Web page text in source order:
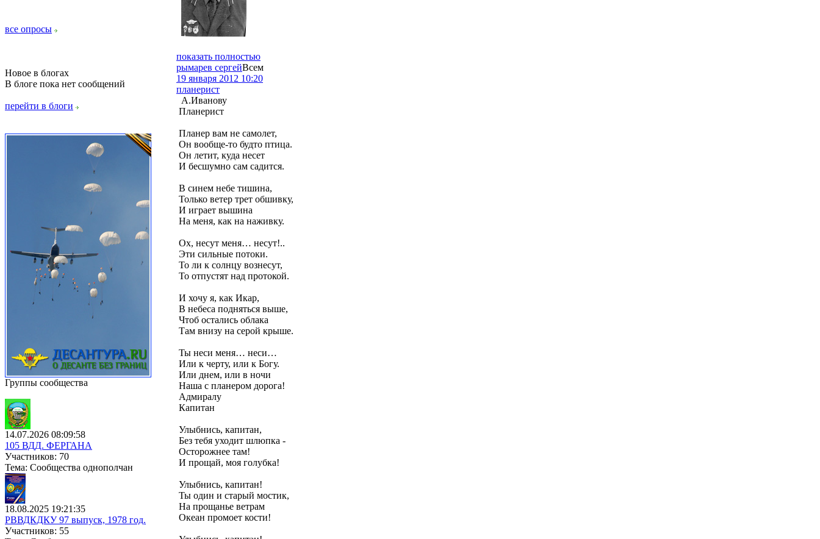
все опросы
Новое в блогах
В блоге пока нет сообщений
перейти в блоги
Группы сообщества
14.07.2026 08:09:58
105 ВДД. ФЕРГАНА
Участников: 70
Тема: Сообщества однополчан
18.08.2025 19:21:35
РВВДКДКУ 97 выпуск, 1978 год.
Участников: 55
показать полностью
рымарев сергейВсем
19 января 2012 10:20
планерист
А.Иванову
Планерист
Планер вам не самолет,
Он вообще-то будто птица.
Он летит, куда несет
И бесшумно сам садится.
В синем небе тишина,
Только ветер трет обшивку,
И играет вышина
На меня, как на наживку.
Ох, несут меня… несут!..
Эти сильные потоки.
То ли к солнцу вознесут,
То отпустят над протокой.
И хочу я, как Икар,
В небеса подняться выше,
Чтоб остались облака
Там внизу на серой крыше.
Ты неси меня… неси…
Или к черту, или к Богу.
Или днем, или в ночи
Наша с планером дорога!
Адмиралу
Капитан
Улыбнись, капитан,
Без тебя уходит шлюпка -
Осторожнее там!
И прощай, моя голубка!
Улыбнись, капитан!
Ты один и старый мостик,
На прощанье ветрам
Океан промоет кости!